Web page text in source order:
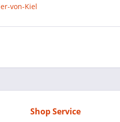
von-Kiel
Shop Service